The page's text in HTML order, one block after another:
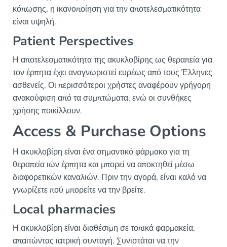
κόπωσης, η ικανοποίηση για την αποτελεσματικότητα
είναι υψηλή.
Patient Perspectives
Η αποτελεσματικότητα της ακυκλοβίρης ως θεραπεία για
τον έρπητα έχει αναγνωριστεί ευρέως από τους Έλληνες
ασθενείς. Οι περισσότεροι χρήστες αναφέρουν γρήγορη
ανακούφιση από τα συμπτώματα, ενώ οι συνθήκες
χρήσης ποικίλλουν.
Access & Purchase Options
Η ακυκλοβίρη είναι ένα σημαντικό φάρμακο για τη
θεραπεία ιών έρπητα και μπορεί να αποκτηθεί μέσω
διαφορετικών καναλιών. Πριν την αγορά, είναι καλό να
γνωρίζετε πού μπορείτε να την βρείτε.
Local pharmacies
Η ακυκλοβίρη είναι διαθέσιμη σε τοπικά φαρμακεία,
απαιτώντας ιατρική συνταγή. Συνιστάται να την